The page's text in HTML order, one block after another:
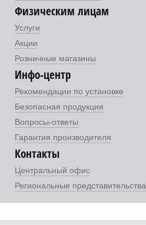
Физическим лицам
Услуги
Акции
Розничные магазины
Инфо-центр
Рекомендации по установке
Безопасная продукция
Вопросы-ответы
Гарантия производителя
Контакты
Центральный офис
Региональные представительства